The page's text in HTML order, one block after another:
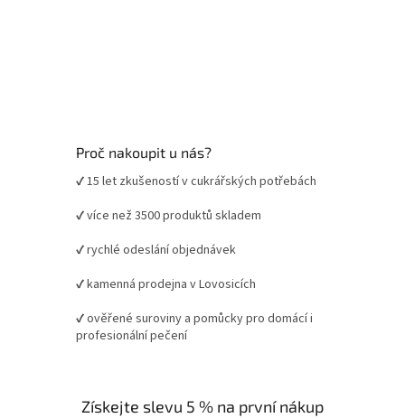
Proč nakoupit u nás?
✔ 15 let zkušeností v cukrářských potřebách
✔ více než 3500 produktů skladem
✔ rychlé odeslání objednávek
✔ kamenná prodejna v Lovosicích
✔ ověřené suroviny a pomůcky pro domácí i
profesionální pečení
Získejte slevu 5 % na první nákup